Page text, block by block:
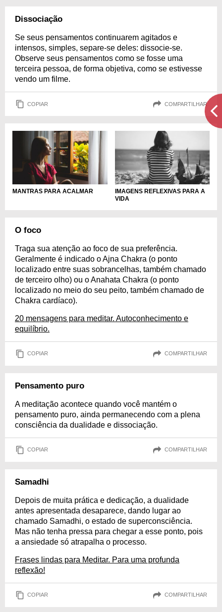
Dissociação
Se seus pensamentos continuarem agitados e
intensos, simples, separe-se deles: dissocie-se.
Observe seus pensamentos como se fosse uma
terceira pessoa, de forma objetiva, como se estivesse
vendo um filme.
COPIAR COMPARTILHAR
MANTRAS PARA ACALMAR
IMAGENS REFLEXIVAS PARA A
VIDA
O foco
Traga sua atenção ao foco de sua preferência.
Geralmente é indicado o Ajna Chakra (o ponto
localizado entre suas sobrancelhas, também chamado
de terceiro olho) ou o Anahata Chakra (o ponto
localizado no meio do seu peito, também chamado de
Chakra cardíaco).
20 mensagens para meditar. Autoconhecimento e
equilíbrio.
COPIAR COMPARTILHAR
Pensamento puro
A meditação acontece quando você mantém o
pensamento puro, ainda permanecendo com a plena
consciência da dualidade e dissociação.
COPIAR COMPARTILHAR
Samadhi
Depois de muita prática e dedicação, a dualidade
antes apresentada desaparece, dando lugar ao
chamado Samadhi, o estado de superconsciência.
Mas não tenha pressa para chegar a esse ponto, pois
a ansiedade só atrapalha o processo.
Frases lindas para Meditar. Para uma profunda
reflexão!
COPIAR COMPARTILHAR